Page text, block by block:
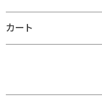
カート